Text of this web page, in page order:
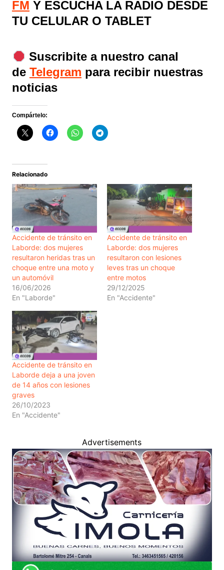
FM Y ESCUCHA LA RADIO DESDE
TU CELULAR O TABLET
Suscribite a nuestro canal
de Telegram para recibir nuestras
noticias
Compártelo:
Relacionado
Accidente de tránsito en
Laborde: dos mujeres
resultaron heridas tras un
choque entre una moto y
un automóvil
16/06/2026
En "Laborde"
Accidente de tránsito en
Laborde: dos mujeres
resultaron con lesiones
leves tras un choque
entre motos
29/12/2025
En "Accidente"
Accidente de tránsito en
Laborde deja a una joven
de 14 años con lesiones
graves
26/10/2023
En "Accidente"
Advertisements